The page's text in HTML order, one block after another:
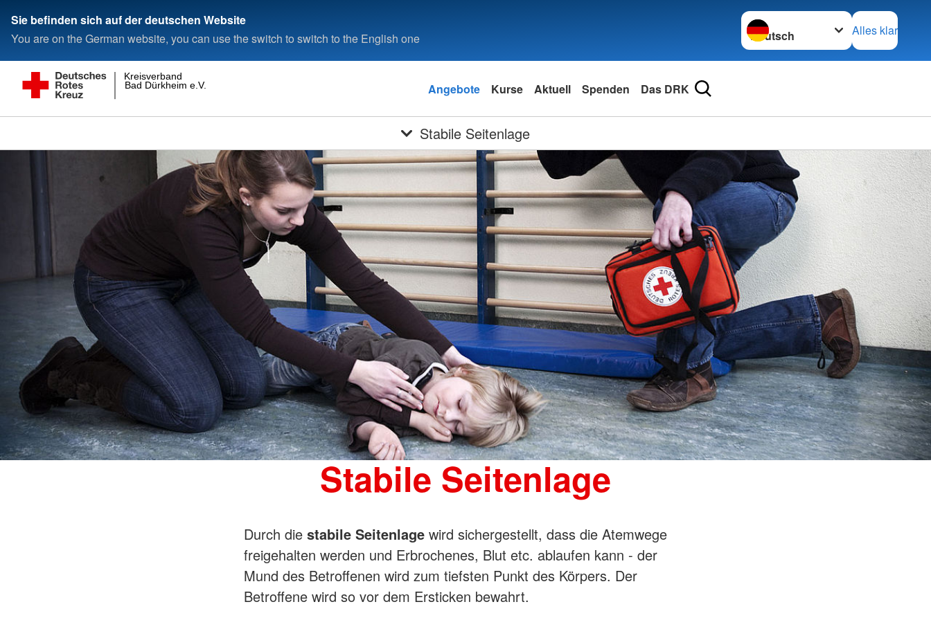
Sie befinden sich auf der deutschen Website
You are on the German website, you can use the switch to switch to the English one
Sprache wechseln zu
Alles klar
Bad Dürkheim e.V.
Kreisverband
Angebote Kurse Aktuell Spenden Das DRK
Stabile Seitenlage
Stabile Seitenlage
Durch die stabile Seitenlage wird sichergestellt, dass die Atemwege
freigehalten werden und Erbrochenes, Blut etc. ablaufen kann - der
Mund des Betroffenen wird zum tiefsten Punkt des Körpers. Der
Betroffene wird so vor dem Ersticken bewahrt.